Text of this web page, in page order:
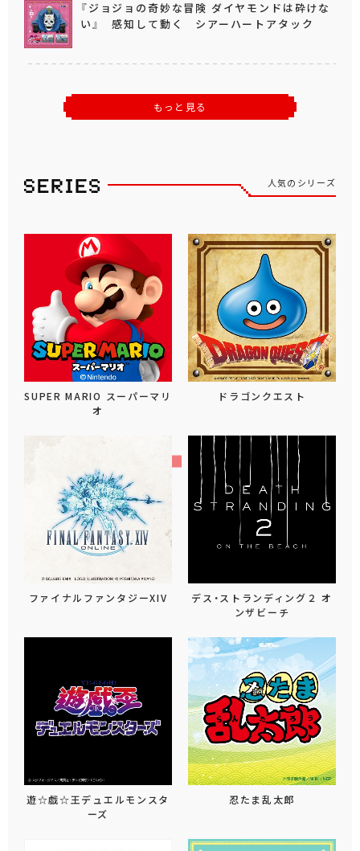
『ジョジョの奇妙な冒険 ダイヤモンドは砕けな
い』 感知して動く シアーハートアタック
もっと見る
人気のシリーズ
SUPER MARIO スーパーマリ
オ
ドラゴンクエスト
ファイナルファンタジーXIV
デス・ストランディング２ オ
ンザビーチ
遊☆戯☆王デュエルモンスタ
ーズ
忍たま乱太郎